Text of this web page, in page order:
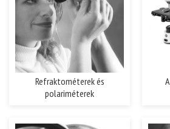
Refraktométerek és
polariméterek